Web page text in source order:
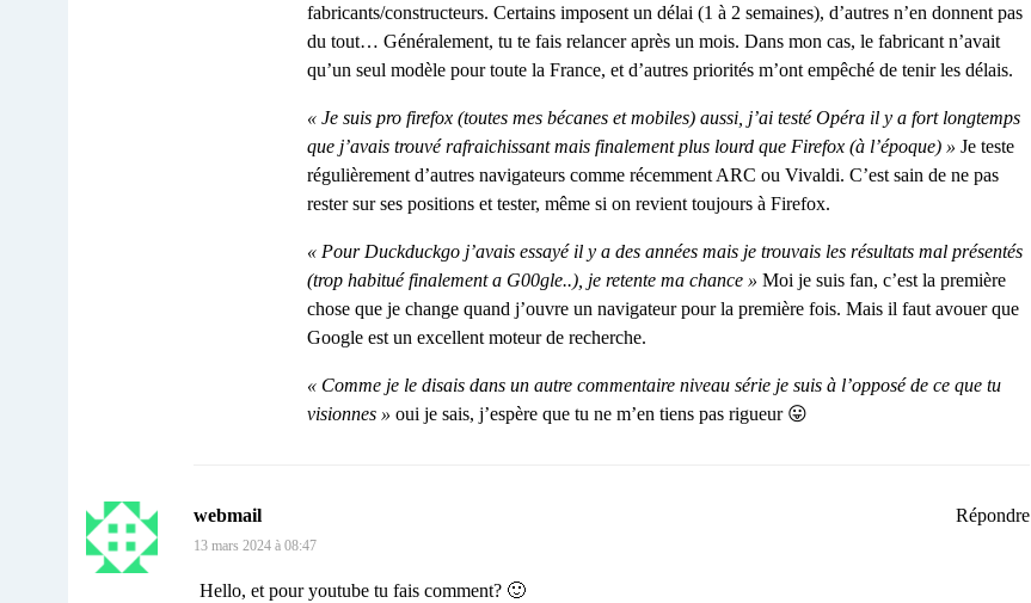
fabricants/constructeurs. Certains imposent un délai (1 à 2 semaines), d’autres n’en donnent pas
du tout… Généralement, tu te fais relancer après un mois. Dans mon cas, le fabricant n’avait
qu’un seul modèle pour toute la France, et d’autres priorités m’ont empêché de tenir les délais.
« Je suis pro firefox (toutes mes bécanes et mobiles) aussi, j’ai testé Opéra il y a fort longtemps
que j’avais trouvé rafraichissant mais finalement plus lourd que Firefox (à l’époque) » Je teste
régulièrement d’autres navigateurs comme récemment ARC ou Vivaldi. C’est sain de ne pas
rester sur ses positions et tester, même si on revient toujours à Firefox.
« Pour Duckduckgo j’avais essayé il y a des années mais je trouvais les résultats mal présentés
(trop habitué finalement a G00gle..), je retente ma chance » Moi je suis fan, c’est la première
chose que je change quand j’ouvre un navigateur pour la première fois. Mais il faut avouer que
Google est un excellent moteur de recherche.
« Comme je le disais dans un autre commentaire niveau série je suis à l’opposé de ce que tu
visionnes » oui je sais, j’espère que tu ne m’en tiens pas rigueur 😛
webmail
13 mars 2024 à 08:47
Hello, et pour youtube tu fais comment? 🙂
Répondre